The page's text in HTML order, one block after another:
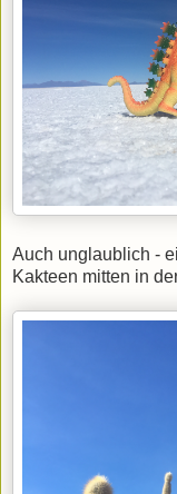
Auch unglaublich -
Kakteen mitten in